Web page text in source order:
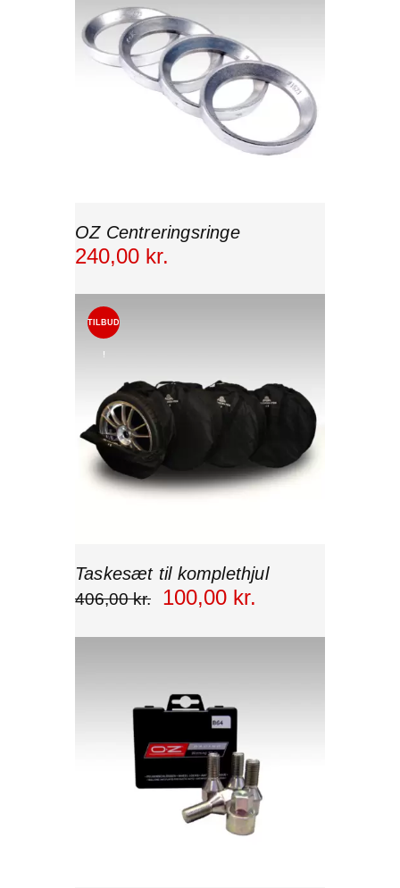
OZ Centreringsringe
240,00 kr.
TILBUD
!
Taskesæt til komplethjul
406,00 kr. 100,00 kr.